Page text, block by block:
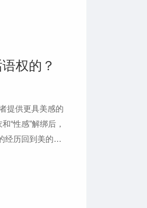
权的？
提供更具美感的
“性感”解绑后，
经历回到美的探